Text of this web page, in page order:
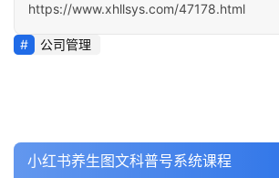
https://www.xhllsys.com/47178.html
公司管理
小红书养生图文科普号系统课程